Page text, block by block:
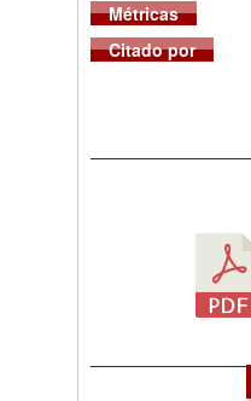
Métricas
Citado por